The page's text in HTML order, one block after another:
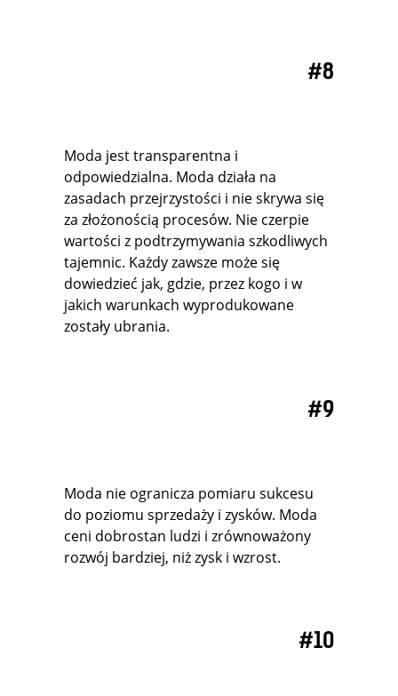
#8
Moda jest transparentna i
odpowiedzialna. Moda działa na
zasadach przejrzystości i nie skrywa się
za złożonością procesów. Nie czerpie
wartości z podtrzymywania szkodliwych
tajemnic. Każdy zawsze może się
dowiedzieć jak, gdzie, przez kogo i w
jakich warunkach wyprodukowane
zostały ubrania.
#9
Moda nie ogranicza pomiaru sukcesu
do poziomu sprzedaży i zysków. Moda
ceni dobrostan ludzi i zrównoważony
rozwój bardziej, niż zysk i wzrost.
#10